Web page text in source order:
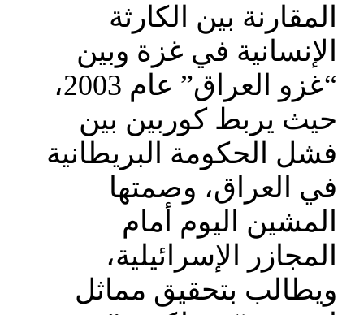
المقارنة بين الكارثة
الإنسانية في غزة وبين
“غزو العراق” عام 2003،
حيث يربط كوربين بين
فشل الحكومة البريطانية
في العراق، وصمتها
المشين اليوم أمام
المجازر الإسرائيلية،
ويطالب بتحقيق مماثل